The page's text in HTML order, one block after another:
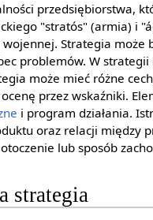
przedsiębiorstwa,
"stratós" (armia) i
Strategia
problemów. W
może mieć różne
przez wskaźniki.
i program działania.
oraz relacji między
lub sposób
strategia